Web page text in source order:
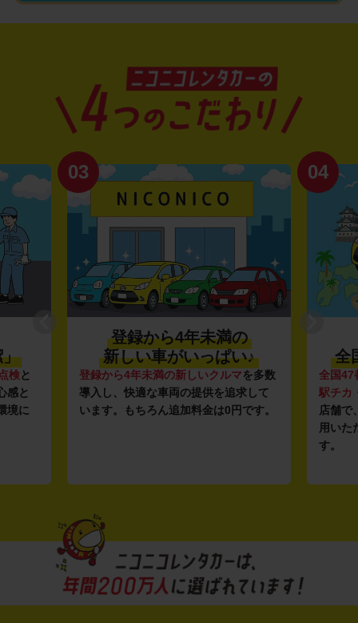
」
検と
感と
境に
03
登録から4年未満の
新しい車がいっぱい♪
登録から4年未満の新しいクルマを多数
導入し、快適な車両の提供を追求して
います。もちろん追加料金は0円です。
04
全
全国47
駅チカ
店舗で
用いた
す。